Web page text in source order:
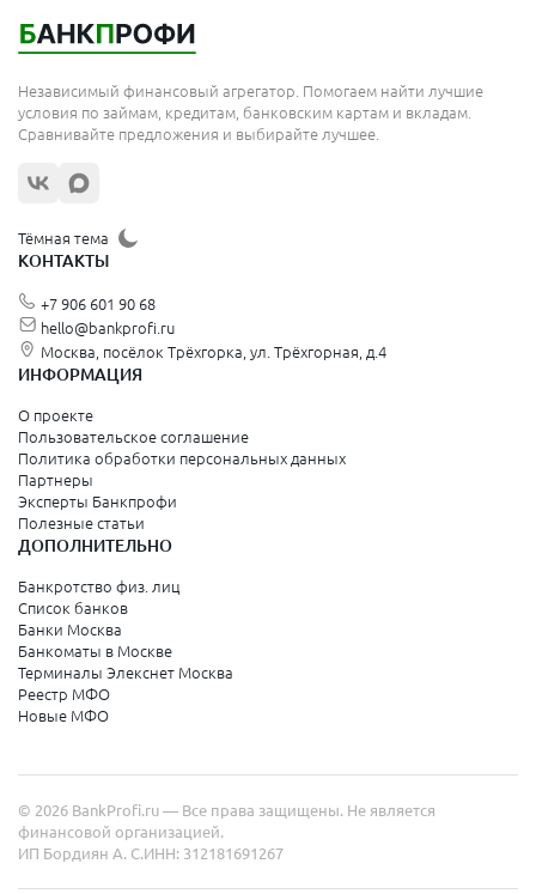
Независимый финансовый агрегатор. Помогаем найти лучшие
условия по займам, кредитам, банковским картам и вкладам.
Сравнивайте предложения и выбирайте лучшее.
Тёмная тема
КОНТАКТЫ
+7 906 601 90 68
hello@bankprofi.ru
Москва, посёлок Трёхгорка, ул. Трёхгорная, д.4
ИНФОРМАЦИЯ
О проекте
Пользовательское соглашение
Политика обработки персональных данных
Партнеры
Эксперты Банкпрофи
Полезные статьи
ДОПОЛНИТЕЛЬНО
Банкротство физ. лиц
Список банков
Банки Москва
Банкоматы в Москве
Терминалы Элекснет Москва
Реестр МФО
Новые МФО
© 2026 BankProfi.ru — Все права защищены. Не является
финансовой организацией.
ИП Бордиян А. С. ИНН: 312181691267